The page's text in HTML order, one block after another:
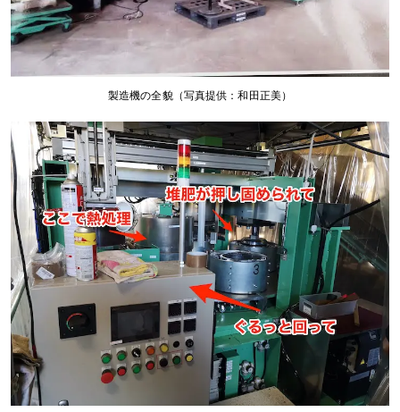
製造機の全貌（写真提供：和田正美）